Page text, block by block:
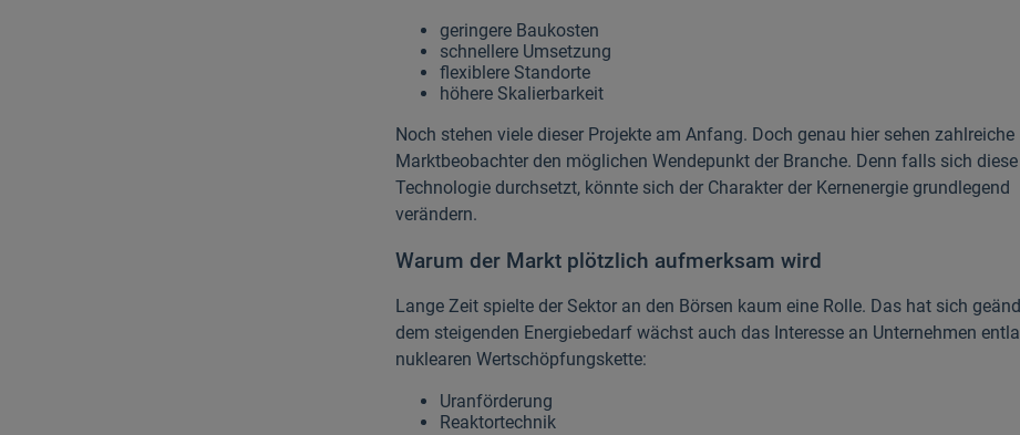
geringere Baukosten
schnellere Umsetzung
flexiblere Standorte
höhere Skalierbarkeit
Noch stehen viele dieser Projekte am Anfang. Doch genau hier sehen zahlreiche
Marktbeobachter den möglichen Wendepunkt der Branche. Denn falls sich diese
Technologie durchsetzt, könnte sich der Charakter der Kernenergie grundlegend
verändern.
Warum der Markt plötzlich aufmerksam wird
Lange Zeit spielte der Sektor an den Börsen kaum eine Rolle. Das hat sich
dem steigenden Energiebedarf wächst auch das Interesse an Unternehmen
nuklearen Wertschöpfungskette:
Uranförderung
Reaktortechnik